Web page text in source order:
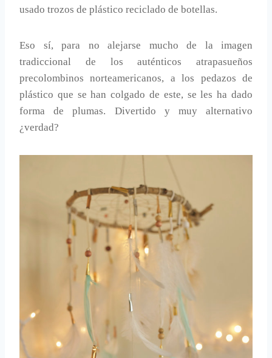
usado trozos de plástico reciclado de botellas.
Eso sí, para no alejarse mucho de la imagen
tradiccional de los auténticos atrapasueños
precolombinos norteamericanos, a los pedazos de
plástico que se han colgado de este, se les ha dado
forma de plumas. Divertido y muy alternativo
¿verdad?